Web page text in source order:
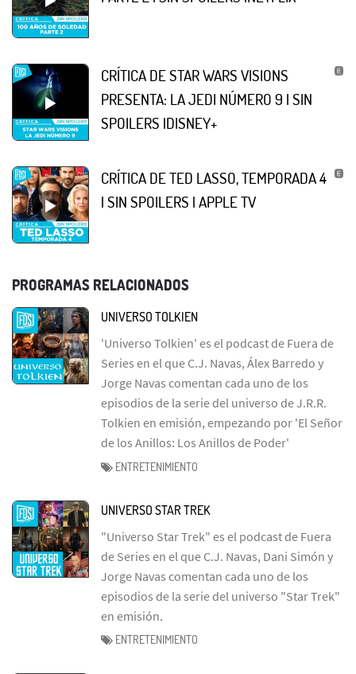
CRÍTICA DE STAR WARS VISIONS
PRESENTA: LA JEDI NÚMERO 9 | SIN
SPOILERS |DISNEY+
CRÍTICA DE TED LASSO, TEMPORADA 4
| SIN SPOILERS | APPLE TV
PROGRAMAS RELACIONADOS
UNIVERSO TOLKIEN
'Universo Tolkien' es el podcast de Fuera de
Series en el que C.J. Navas, Álex Barredo y
Jorge Navas comentan cada uno de los
episodios de la serie del universo de J.R.R.
Tolkien en emisión, empezando por 'El Señor
de los Anillos: Los Anillos de Poder'
ENTRETENIMIENTO
UNIVERSO STAR TREK
"Universo Star Trek" es el podcast de Fuera
de Series en el que C.J. Navas, Dani Simón y
Jorge Navas comentan cada uno de los
episodios de la serie del universo "Star Trek"
en emisión.
ENTRETENIMIENTO